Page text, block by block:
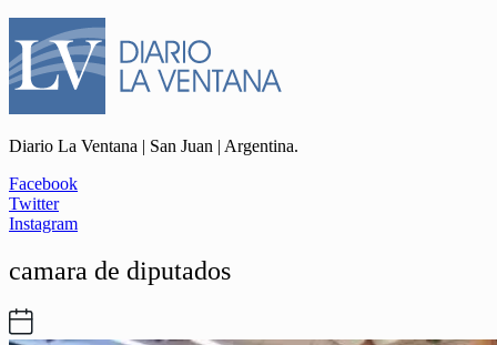
Diario La Ventana | San Juan | Argentina.
Facebook
Twitter
Instagram
camara de diputados